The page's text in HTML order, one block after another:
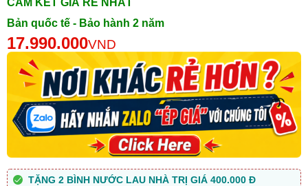
Bản quốc tế - Bảo hành 2 năm
17.990.000VND
TẶNG 2 BÌNH NƯỚC LAU NHÀ TRỊ GIÁ 400.000 Đ